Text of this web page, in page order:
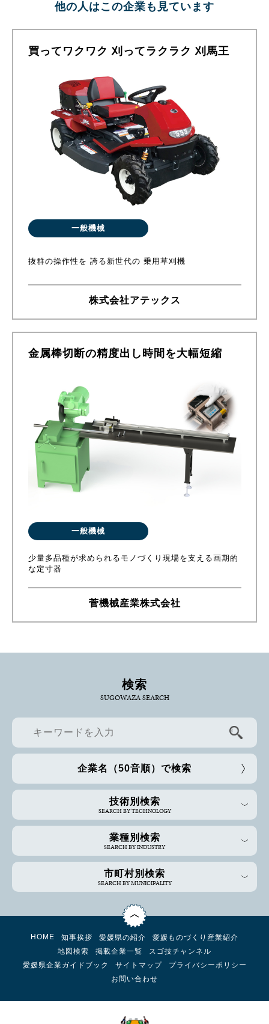
他の人はこの企業も見ています
買ってワクワク 刈ってラクラク 刈馬王
一般機械
抜群の操作性を 誇る新世代の 乗用草刈機
株式会社アテックス
金属棒切断の精度出し時間を大幅短縮
一般機械
少量多品種が求められるモノづくり現場を支える画期的
な定寸器
菅機械産業株式会社
検索
SUGOWAZA SEARCH
企業名（50音順）で検索
技術別検索
SEARCH BY TECHNOLOGY
業種別検索
SEARCH BY INDUSTRY
市町村別検索
SEARCH BY MUNICIPALITY
HOME 知事挨拶 愛媛県の紹介
愛媛ものづくり産業紹介
地図検索
掲載企業一覧
スゴ技チャンネル
愛媛県企業ガイドブック
サイトマップ
プライバシーポリシー
お問い合わせ